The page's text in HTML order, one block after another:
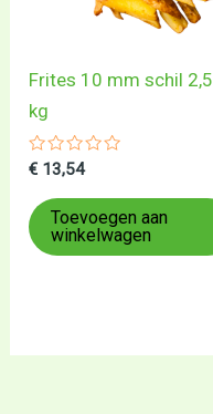
Frites 10 mm schil 2,5
kg
Gewaardeerd
uit
5
€ 13,54
Toevoegen aan
winkelwagen